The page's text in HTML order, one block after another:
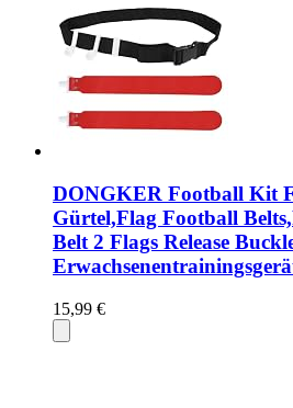
DONGKER Football Kit
Gürtel,Flag Football
Belt 2 Flags Release
15,99 €